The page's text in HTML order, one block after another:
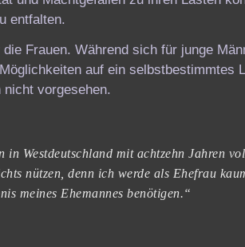
entfalten.
Frauen. Während sich für junge
auf ein selbstbestimmtes
vorgesehen.
in Westdeutschland mit achtzehn Jahren
nützen, denn ich werde als Ehefrau
meines Ehemannes benötigen.“